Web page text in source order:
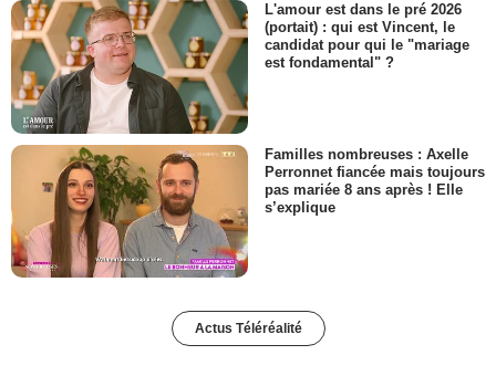
L'amour est dans le pré 2026
(portait) : qui est Vincent, le
candidat pour qui le "mariage
est fondamental" ?
Familles nombreuses : Axelle
Perronnet fiancée mais toujours
pas mariée 8 ans après ! Elle
s’explique
Actus Téléréalité